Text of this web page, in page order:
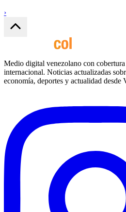
›
Medio digital venezolano con
internacional. Noticias actualizadas
economía, deportes y actualidad desde